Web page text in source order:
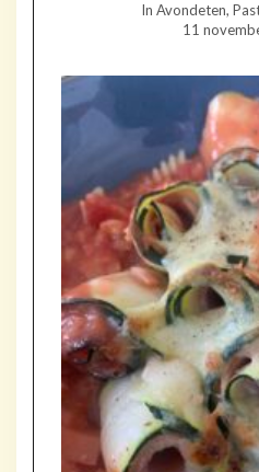
In Avondeten,
11